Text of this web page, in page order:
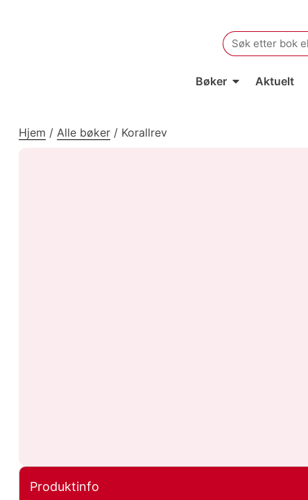
Search
for:
Bøker Aktuelt
Hjem / Alle bøker / Korallrev
Produktinfo